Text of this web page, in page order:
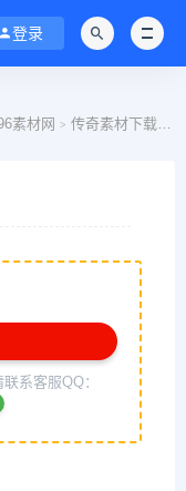
登录
素材网 > 传奇素材下载
系客服QQ：